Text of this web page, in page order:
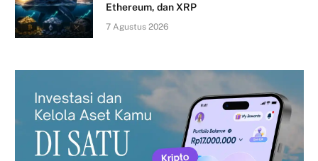
Ethereum, dan XRP
7 Agustus 2026